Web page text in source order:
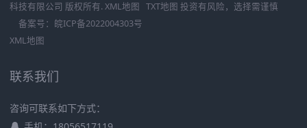
科技有限公司 版权所有. XML地图 TXT地图 投资有风险，选择需谨慎
备案号： 皖ICP备2022004303号
XML地图
联系我们
咨询可联系如下方式：